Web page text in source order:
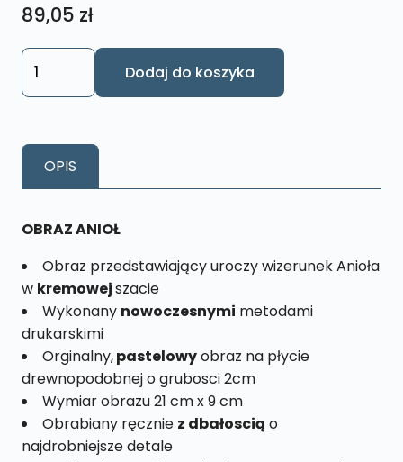
89,05 zł
ilość
Obraz
Rozmiar
21
Dodaj do koszyka
OPIS
OBRAZ ANIOŁ
Obraz przedstawiający uroczy wizerunek Anioła
w kremowejszacie
Wykonany nowoczesnymi metodami
drukarskimi
Orginalny,pastelowyobraz na płycie
drewnopodobnej o grubosci 2cm
Wymiar obrazu 21 cm x 9 cm
Obrabiany ręcznie z dbałoscią o
najdrobniejsze detale